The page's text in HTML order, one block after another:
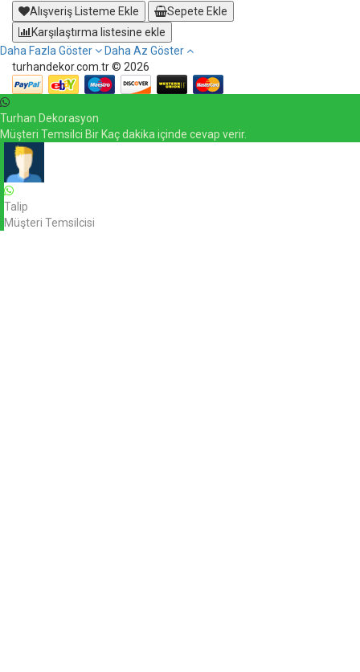
Alışveriş Listeme Ekle
Sepete Ekle
Karşılaştırma listesine ekle
Daha Fazla Göster
Daha Az Göster
turhandekor.com.tr © 2026
Turhan Dekorasyon
Müşteri Temsilci Bir Kaç dakika içinde cevap verir.
Talip
Müşteri Temsilcisi